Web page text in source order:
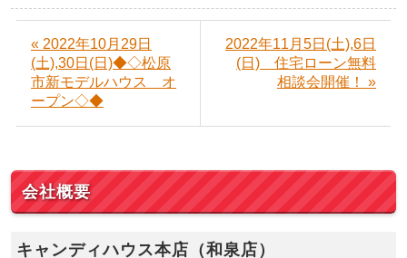
« 2022年10月29日
(土),30日(日)◆◇松原
市新モデルハウス オ
ープン◇◆
2022年11月5日(土),6日
(日) 住宅ローン無料
相談会開催！ »
会社概要
キャンディハウス本店（和泉店）